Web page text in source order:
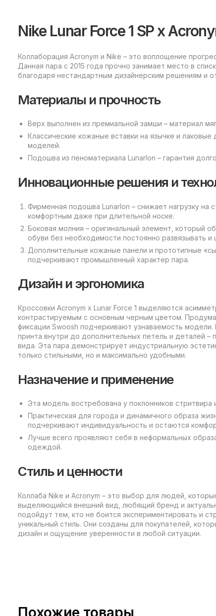
Nike Lunar Force 1 SP x
Коллаборация Acronym и Nike – это воплощение
Данная пара с 2015 года прочно занимает место в
благодаря нестандартным дизайнерским решениям и
Материалы и прочность
Верх выполнен из премиальной замши – материал
Классические кожаные вставки на язычке и
моделей.
Подошва из пеноматериала Lunarlon – гарантия
Инновационные решения и
Фирменная подошва Lunarlon – снижает нагрузку на
комфортным даже при длительной носке.
Боковая молния – оригинальный элемент, который
обуви без необходимости постоянно развязывать и
Дополнительные кожаные панели и прототипные
подчеркивают промышленный характер пара.
Дизайн и эргономика
Кроссовки Acronym x Lunar Force 1 выделяются
контрастируемым с основным черным цветом.
фиксации Swoosh подчеркивают узнаваемость
принта внутри до дополнительных петель и деталей
вида. Эта пара демонстрирует индустриальную
только стильными, но и максимально удобными.
Назначение и применение
Эта модель востребована у поклонников
Практическая для города и динамичного образа
подчеркивают индивидуальность и остаются
Лучше всего проявляют себя в неформальных
одеждой.
Стиль и ценности
Коллаба Nike и Acronym – это выбор для людей,
выделяющийся внешний вид, любящий бренд и
подойдут тем, кто не боится экспериментировать и
уникальный стиль. Они созданы для покупателей,
дизайн и ощущение уверенности в любой ситуации.
Похожие товары